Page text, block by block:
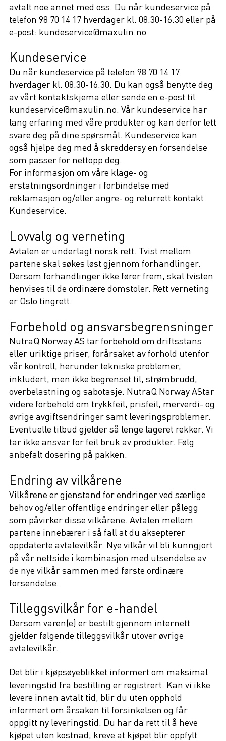
avtalt noe annet med oss. Du når kundeservice på
telefon 98 70 14 17 hverdager kl. 08.30-16.30 eller på
e-post: kundeservice@maxulin.no
Kundeservice
Du når kundeservice på telefon 98 70 14 17
hverdager kl. 08.30-16.30. Du kan også benytte deg
av vårt kontaktskjema eller sende en e-post til
kundeservice@maxulin.no. Vår kundeservice har
lang erfaring med våre produkter og kan derfor lett
svare deg på dine spørsmål. Kundeservice kan
også hjelpe deg med å skreddersy en forsendelse
som passer for nettopp deg.
For informasjon om våre klage- og
erstatningsordninger i forbindelse med
reklamasjon og/eller angre- og returrett kontakt
Kundeservice.
Lovvalg og verneting
Avtalen er underlagt norsk rett. Tvist mellom
partene skal søkes løst gjennom forhandlinger.
Dersom forhandlinger ikke fører frem, skal tvisten
henvises til de ordinære domstoler. Rett verneting
er Oslo tingrett.
Forbehold og ansvarsbegrensninger
NutraQ Norway AS tar forbehold om driftsstans
eller uriktige priser, forårsaket av forhold utenfor
vår kontroll, herunder tekniske problemer,
inkludert, men ikke begrenset til, strømbrudd,
overbelastning og sabotasje. NutraQ Norway AStar
videre forbehold om trykkfeil, prisfeil, merverdi- og
øvrige avgiftsendringer samt leveringsproblemer.
Eventuelle tilbud gjelder så lenge lageret rekker. Vi
tar ikke ansvar for feil bruk av produkter. Følg
anbefalt dosering på pakken.
Endring av vilkårene
Vilkårene er gjenstand for endringer ved særlige
behov og/eller offentlige endringer eller pålegg
som påvirker disse vilkårene. Avtalen mellom
partene innebærer i så fall at du aksepterer
oppdaterte avtalevilkår. Nye vilkår vil bli kunngjort
på vår nettside i kombinasjon med utsendelse av
de nye vilkår sammen med første ordinære
forsendelse.
Tilleggsvilkår for e-handel
Dersom varen(e) er bestilt gjennom internett
gjelder følgende tilleggsvilkår utover øvrige
avtalevilkår.
Det blir i kjøpsøyeblikket informert om maksimal
leveringstid fra bestilling er registrert. Kan vi ikke
levere innen avtalt tid, blir du uten opphold
informert om årsaken til forsinkelsen og får
oppgitt ny leveringstid. Du har da rett til å heve
kjøpet uten kostnad, kreve at kjøpet blir oppfylt